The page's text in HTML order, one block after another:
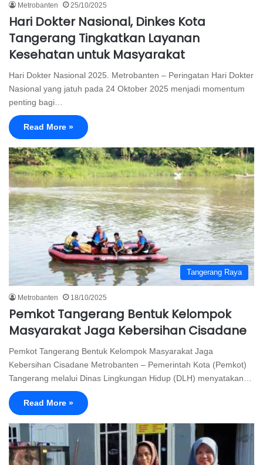
Metrobanten 25/10/2025
Hari Dokter Nasional, Dinkes Kota
Tangerang Tingkatkan Layanan
Kesehatan untuk Masyarakat
Hari Dokter Nasional 2025. Metrobanten – Peringatan Hari Dokter
Nasional yang jatuh pada 24 Oktober 2025 menjadi momentum
penting bagi…
Read More »
Tangerang Raya
Metrobanten 18/10/2025
Pemkot Tangerang Bentuk Kelompok
Masyarakat Jaga Kebersihan Cisadane
Pemkot Tangerang Bentuk Kelompok Masyarakat Jaga
Kebersihan Cisadane Metrobanten – Pemerintah Kota (Pemkot)
Tangerang melalui Dinas Lingkungan Hidup (DLH) menyatakan…
Read More »